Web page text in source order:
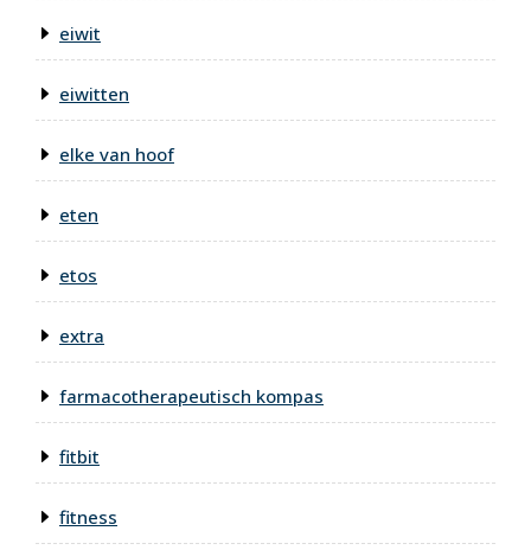
eiwit
eiwitten
elke van hoof
eten
etos
extra
farmacotherapeutisch kompas
fitbit
fitness